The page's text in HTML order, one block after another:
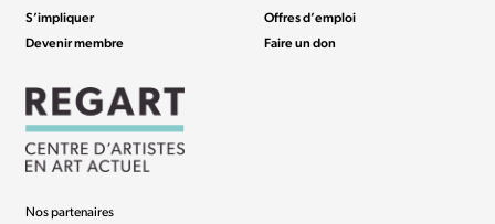
S’impliquer
Devenir membre
Offres d’emploi
Faire un don
Nos partenaires